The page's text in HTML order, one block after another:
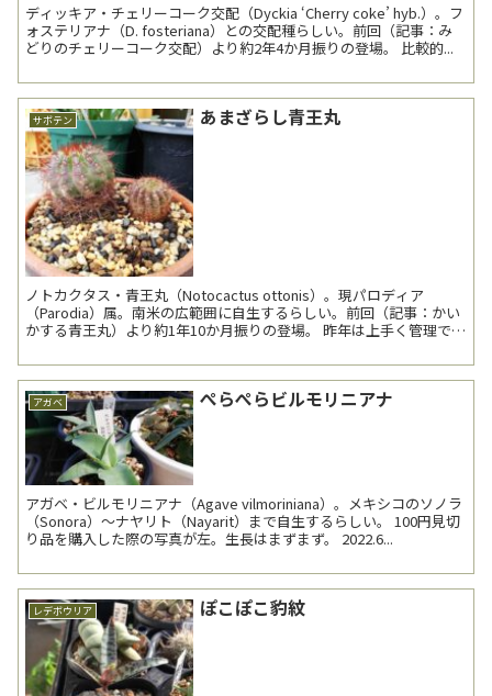
ディッキア・チェリーコーク交配（Dyckia ‘Cherry coke’ hyb.）。フ
ォステリアナ（D. fosteriana）との交配種らしい。前回（記事：み
どりのチェリーコーク交配）より約2年4か月振りの登場。 比較的...
サボテン あまざらし青王丸
ノトカクタス・青王丸（Notocactus ottonis）。現パロディア
（Parodia）属。南米の広範囲に自生するらしい。前回（記事：かい
かする青王丸）より約1年10か月振りの登場。 昨年は上手く管理でき
アガベ ぺらぺらビルモリニアナ
アガベ・ビルモリニアナ（Agave vilmoriniana）。メキシコのソノラ
（Sonora）～ナヤリト（Nayarit）まで自生するらしい。 100円見切
り品を購入した際の写真が左。生長はまずまず。 2022.6...
レデボウリア ぽこぽこ豹紋